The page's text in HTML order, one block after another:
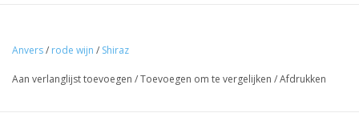
resulteerden in het mooiste wat Australiës signaturedruif te
De bekroonde Razorback Roadwijngaard leverde de
Anvers/ rode wijn / Shiraz
Aan verlanglijst toevoegen /Toevoegen om te vergelijken /Afdrukken